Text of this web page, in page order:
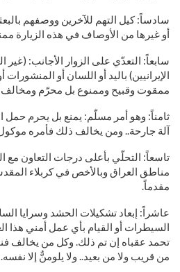
سادساً: كيل التهم للآخرين ووصفهم
أو غيرها من الأوصاف في هذه الزيارة
سابعاً: التعدّي على الزوار الأجانب: (غير
الإيرانيين) باليد أو اللسان أو
ممقوت وقبيح وممنوع بل محرّم ومخالف
ثامناً: وهو أمر مسلّم: يمنع بل يحرم حمل
آلة جارحة.. ومن يخالف ذلك فأمره موكول
تاسعاً: التحلّي بأعلى درجات التعاون مع
مناطق العراق وبالأخص في كربلاء
مقدماً.
عاشراً: إبعاد تشكيلات الحشد وسرايا
السيطرات أو القيام بأي عمل أمني هذا
تحمد عقباه إن تم ذلك. وكل من يخالف
من قريب ولا من بعيد.. ولا يلومنٌّ إلا نفسه.